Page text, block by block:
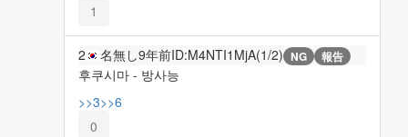
1
2 名無し9年前ID:M4NTI1MjA(1/2) NG 報告
후쿠시마 - 방사능
>>3>>6
0